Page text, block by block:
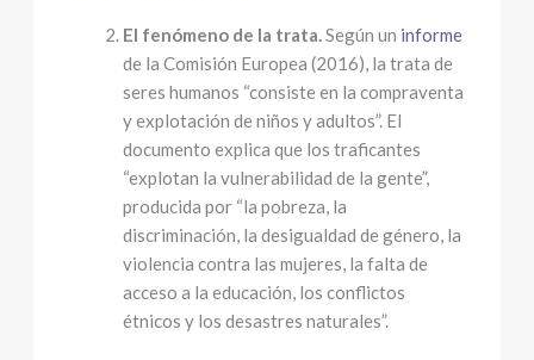
El fenómeno de la trata.Según un informe
de la Comisión Europea (2016), la trata de
seres humanos “consiste en la compraventa
y explotación de niños y adultos”. El
documento explica que los traficantes
“explotan la vulnerabilidad de la gente”,
producida por “la pobreza, la
discriminación, la desigualdad de género, la
violencia contra las mujeres, la falta de
acceso a la educación, los conflictos
étnicos y los desastres naturales”.